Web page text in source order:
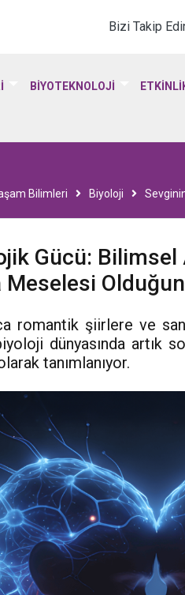
Bizi Takip
BİYOTEKNOLOJİ
Bilimleri Biyoloji
Gücü: Bilimsel
romantik şiirlere ve
dünyasında artık
tanımlanıyor.